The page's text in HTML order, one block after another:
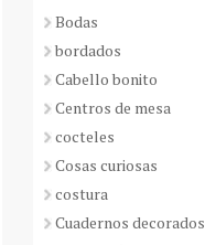
Bodas
bordados
Cabello bonito
Centros de mesa
cocteles
Cosas curiosas
costura
Cuadernos decorados